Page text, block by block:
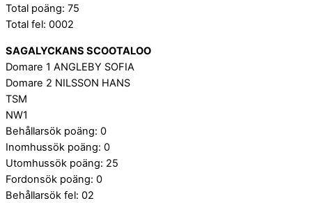
Total poäng: 75
Total fel: 0002
SAGALYCKANS SCOOTALOO
Domare 1 ANGLEBY SOFIA
Domare 2 NILSSON HANS
TSM
NW1
Behållarsök poäng: 0
Inomhussök poäng: 0
Utomhussök poäng: 25
Fordonsök poäng: 0
Behållarsök fel: 02